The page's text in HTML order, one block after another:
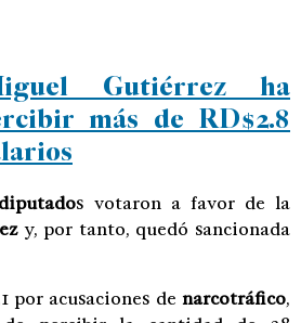
Gutiérrez ha
más de RD$2.8
diputados votaron a favor de la
y, por tanto, quedó sancionada
por acusaciones denarcotráfico,